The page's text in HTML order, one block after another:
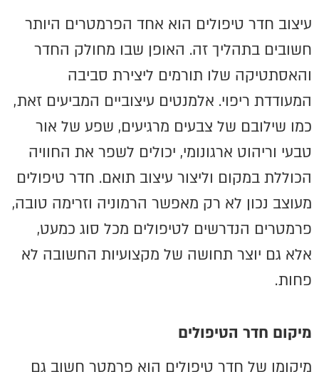
עיצוב חדר טיפולים הוא אחד הפרמטרים היותר
חשובים בתהליך זה. האופן שבו מחולק החדר
והאסתטיקה שלו תורמים ליצירת סביבה
המעודדת ריפוי. אלמנטים עיצוביים המביעים זאת,
כמו שילובם של צבעים מרגיעים, שפע של אור
טבעי וריהוט ארגונומי, יכולים לשפר את החוויה
הכוללת במקום וליצור עיצוב תואם. חדר טיפולים
מעוצב נכון לא רק מאפשר הרמוניה וזרימה טובה,
פרמטרים הנדרשים לטיפולים מכל סוג כמעט,
אלא גם יוצר תחושה של מקצועיות החשובה לא
פחות.
מיקום חדר הטיפולים
מיקומו של חדר טיפולים הוא פרמטר חשוב גם